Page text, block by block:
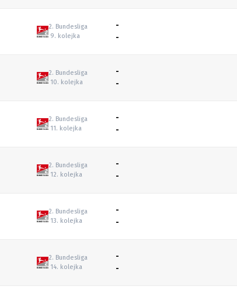
2. Bundesliga
9. kolejka
-
-
2. Bundesliga
10. kolejka
-
-
2. Bundesliga
11. kolejka
-
-
2. Bundesliga
12. kolejka
-
-
2. Bundesliga
13. kolejka
-
-
2. Bundesliga
14. kolejka
-
-